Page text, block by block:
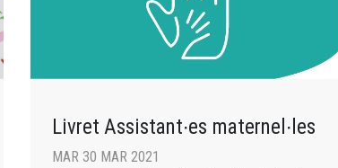
Livret Assistant∙es maternel∙les
MAR 30 MAR 2021